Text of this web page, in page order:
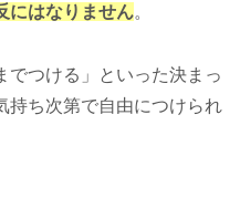
にはなりません。
でつける」といった決まっ
持ち次第で自由につけられ